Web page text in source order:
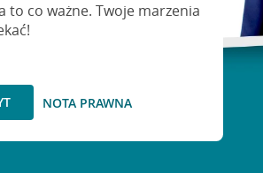
to co ważne. Twoje marzenia
NOTA PRAWNA